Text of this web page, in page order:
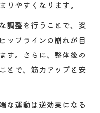
りやすくなります。
調整を行うことで、姿
ップラインの崩れが目
す。さらに、整体後の
とで、筋力アップと安
な運動は逆効果になる